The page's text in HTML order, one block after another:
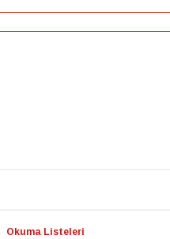
Okuma Listeleri